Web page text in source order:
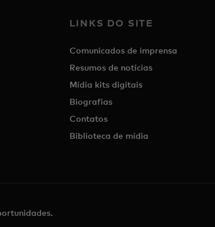
LINKS DO SITE
Comunicados de imprensa
Resumos de notícias
Mídia kits digitais
Biografias
Contatos
Biblioteca de mídia